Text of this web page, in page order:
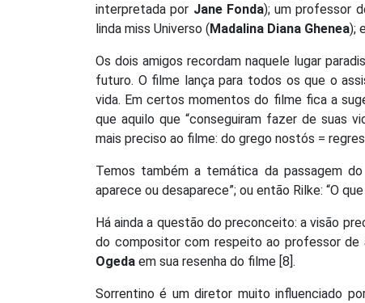
interpretada por Jane Fonda); um professor
linda miss Universo (Madalina Diana Ghenea);
Os dois amigos recordam naquele lugar
futuro. O filme lança para todos os que o
vida. Em certos momentos do filme fica a
que aquilo que “conseguiram fazer de suas
mais preciso ao filme: do grego nostós =
Temos também a temática da passagem
aparece ou desaparece”; ou então Rilke: “O
Há ainda a questão do preconceito: a visão
do compositor com respeito ao professor de
Ogeda em sua resenha do filme [8].
Sorrentino é um diretor muito influenciado